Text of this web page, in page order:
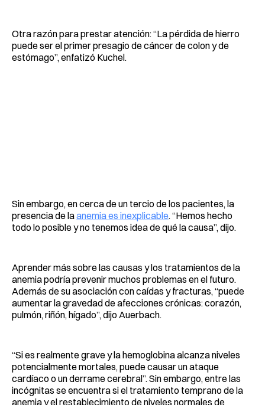
Otra razón para prestar atención: “La pérdida de hierro
puede ser el primer presagio de cáncer de colon y de
estómago”, enfatizó Kuchel.
Sin embargo, en cerca de un tercio de los pacientes, la
presencia de laanemia es inexplicable. “Hemos hecho
todo lo posible y no tenemos idea de qué la causa”, dijo.
Aprender más sobre las causas y los tratamientos de la
anemia podría prevenir muchos problemas en el futuro.
Además de su asociación con caídas y fracturas, “puede
aumentar la gravedad de afecciones crónicas: corazón,
pulmón, riñón, hígado”, dijo Auerbach.
“Si es realmente grave y la hemoglobina alcanza niveles
potencialmente mortales, puede causar un ataque
cardíaco o un derrame cerebral”. Sin embargo, entre las
incógnitas se encuentra si el tratamiento temprano de la
anemia y el restablecimiento de niveles normales de